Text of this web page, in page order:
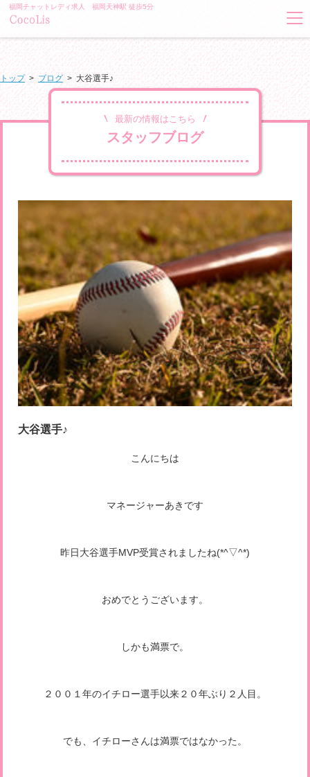
福岡チャットレディ求人 福岡天神駅 徒歩5分
トップ> ブログ > 大谷選手♪
最新の情報はこちら
スタッフブログ
大谷選手♪
こんにちは
マネージャーあきです
昨日大谷選手MVP受賞されましたね(*^▽^*)
おめでとうございます。
しかも満票で。
２００１年のイチロー選手以来２０年ぶり２人目。
でも、イチローさんは満票ではなかった。